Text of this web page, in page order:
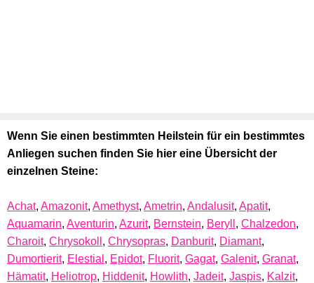
Wenn Sie einen bestimmten Heilstein für ein bestimmtes
Anliegen suchen finden Sie hier eine Übersicht der
einzelnen Steine:
Achat, Amazonit, Amethyst, Ametrin, Andalusit, Apatit,
Aquamarin, Aventurin, Azurit, Bernstein, Beryll , Chalzedon,
Charoit, Chrysokoll , Chrysopras, Danburit, Diamant,
Dumortierit, Elestial , Epidot, Fluorit, Gagat, Galenit, Granat,
Hämatit, Heliotrop, Hiddenit, Howlith, Jadeit, Jaspis, Kalzit,